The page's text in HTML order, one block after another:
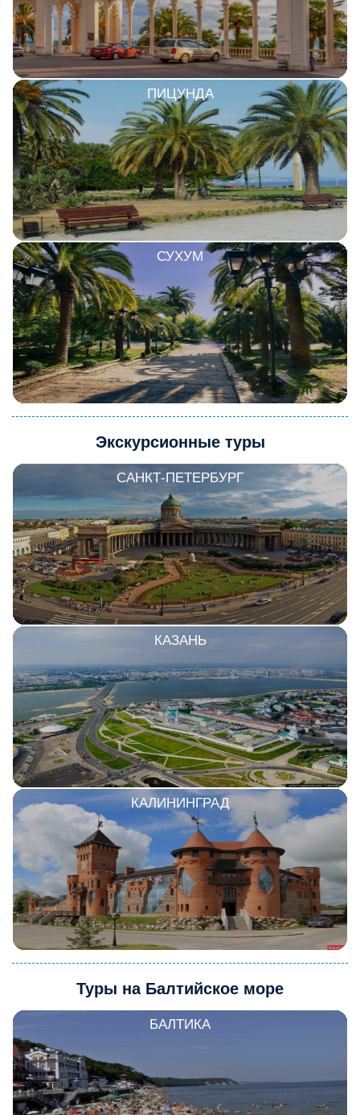
ПИЦУНДА
СУХУМ
Экскурсионные туры
САНКТ-ПЕТЕРБУРГ
КАЗАНЬ
КАЛИНИНГРАД
Туры на Балтийское море
БАЛТИКА